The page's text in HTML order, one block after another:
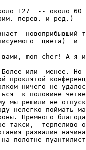
127  -- около 60
перев. и ред.)
новоприбывший
цвета)  и
mon chеr! А я
или  менее. Но
проклятой
ничего не
к половине
решили не
нелегко поймать
Премного
такси,  терпеливо
развалин
полотне